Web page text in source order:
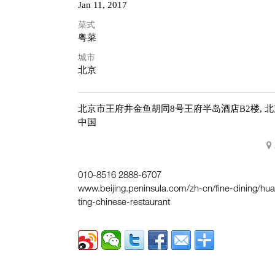
Jan 11, 2017
菜式
粤菜
城市
北京
北京市王府井金鱼胡同8号王府半岛酒店B2楼,
中国
010-8516 2888-6707
www.beijing.peninsula.com/zh-cn/fine-dining/
ting-chinese-restaurant